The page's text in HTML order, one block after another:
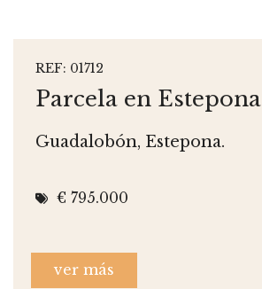
REF: 01712
Parcela en Estepona
Guadalobón, Estepona.
€ 795.000
ver más